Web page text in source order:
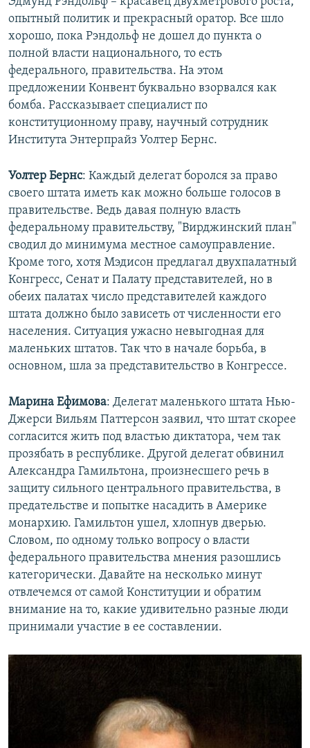
опытный политик и прекрасный оратор. Все шло
хорошо, пока Рэндольф не дошел до пункта о
полной власти национального, то есть
федерального, правительства. На этом
предложении Конвент буквально взорвался как
бомба. Рассказывает специалист по
конституционному праву, научный сотрудник
Института Энтерпрайз Уолтер Бернс.
Уолтер Бернс: Каждый делегат боролся за право
своего штата иметь как можно больше голосов в
правительстве. Ведь давая полную власть
федеральному правительству, "Вирджинский план"
сводил до минимума местное самоуправление.
Кроме того, хотя Мэдисон предлагал двухпалатный
Конгресс, Сенат и Палату представителей, но в
обеих палатах число представителей каждого
штата должно было зависеть от численности его
населения. Ситуация ужасно невыгодная для
маленьких штатов. Так что в начале борьба, в
основном, шла за представительство в Конгрессе.
Марина Ефимова: Делегат маленького штата Нью-
Джерси Вильям Паттерсон заявил, что штат скорее
согласится жить под властью диктатора, чем так
прозябать в республике. Другой делегат обвинил
Александра Гамильтона, произнесшего речь в
защиту сильного центрального правительства, в
предательстве и попытке насадить в Америке
монархию. Гамильтон ушел, хлопнув дверью.
Словом, по одному только вопросу о власти
федерального правительства мнения разошлись
категорически. Давайте на несколько минут
отвлечемся от самой Конституции и обратим
внимание на то, какие удивительно разные люди
принимали участие в ее составлении.